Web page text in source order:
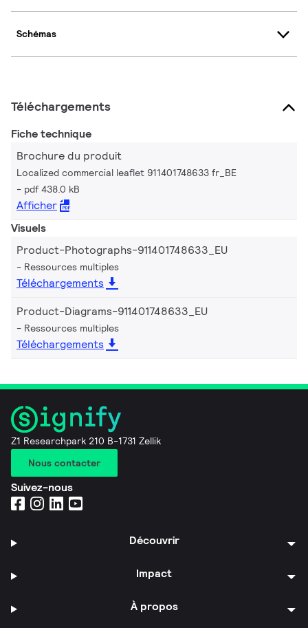
Schémas
Téléchargements
Fiche technique
Brochure du produit
Localized commercial leaflet 911401748633 fr_BE
pdf 438.0 kB
Afficher
Visuels
Product-Photographs-911401748633_EU
Ressources multiples
Téléchargements
Product-Diagrams-911401748633_EU
Ressources multiples
Téléchargements
Z1 Researchpark 210 B-1731 Zellik
Nous contacter
Suivez-nous
Découvrir
Impact
À propos